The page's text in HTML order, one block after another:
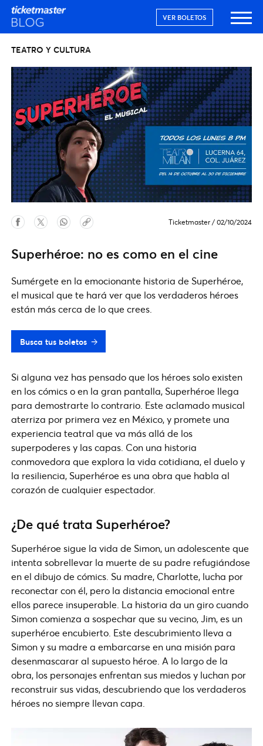
VER BOLETOS
TEATRO Y CULTURA
Ticketmaster / 02/10/2024
Superhéroe: no es como en el cine
Sumérgete en la emocionante historia de Superhéroe,
el musical que te hará ver que los verdaderos héroes
están más cerca de lo que crees.
Busca tus boletos
Si alguna vez has pensado que los héroes solo existen
en los cómics o en la gran pantalla, Superhéroe llega
para demostrarte lo contrario. Este aclamado musical
aterriza por primera vez en México, y promete una
experiencia teatral que va más allá de los
superpoderes y las capas. Con una historia
conmovedora que explora la vida cotidiana, el duelo y
la resiliencia, Superhéroe es una obra que habla al
corazón de cualquier espectador.
¿De qué trata Superhéroe?
Superhéroe sigue la vida de Simon, un adolescente que
intenta sobrellevar la muerte de su padre refugiándose
en el dibujo de cómics. Su madre, Charlotte, lucha por
reconectar con él, pero la distancia emocional entre
ellos parece insuperable. La historia da un giro cuando
Simon comienza a sospechar que su vecino, Jim, es un
superhéroe encubierto. Este descubrimiento lleva a
Simon y su madre a embarcarse en una misión para
desenmascarar al supuesto héroe. A lo largo de la
obra, los personajes enfrentan sus miedos y luchan por
reconstruir sus vidas, descubriendo que los verdaderos
héroes no siempre llevan capa.